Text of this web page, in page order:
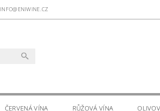
INFO@ENIWINE.CZ
ČERVENÁ VÍNA RŮŽOVÁ VÍNA